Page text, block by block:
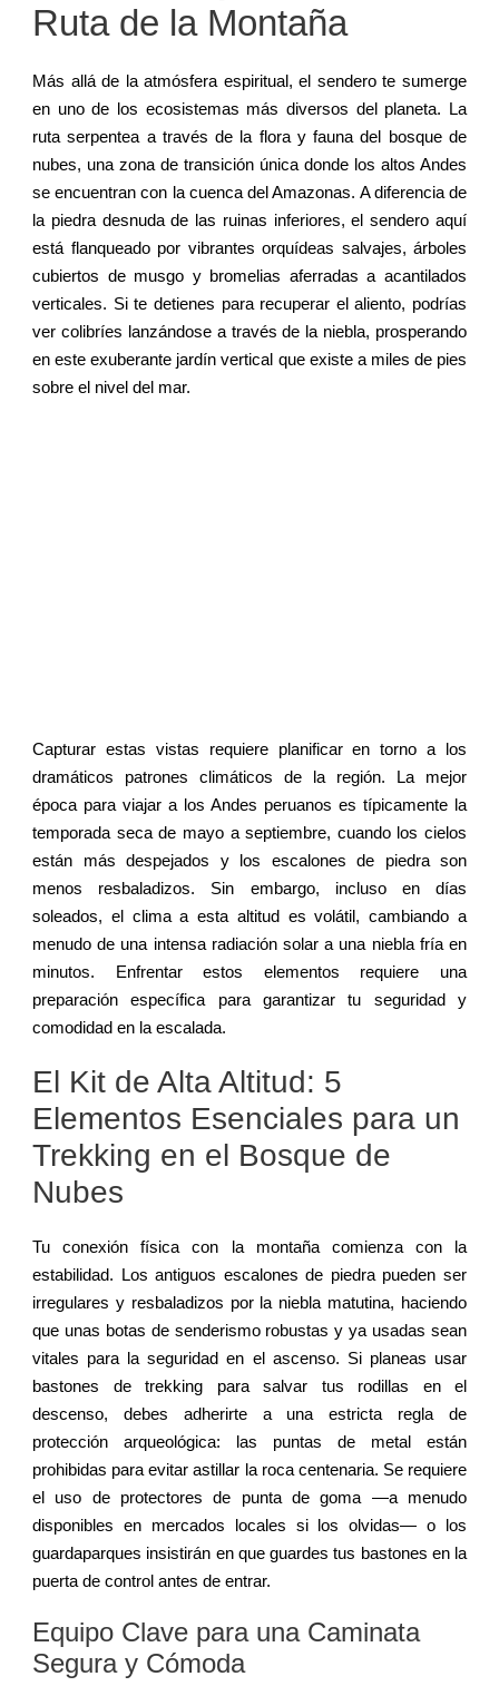
Ruta de la Montaña
Más allá de la atmósfera espiritual, el sendero te sumerge
en uno de los ecosistemas más diversos del planeta. La
ruta serpentea a través de la flora y fauna del bosque de
nubes, una zona de transición única donde los altos Andes
se encuentran con la cuenca del Amazonas. A diferencia de
la piedra desnuda de las ruinas inferiores, el sendero aquí
está flanqueado por vibrantes orquídeas salvajes, árboles
cubiertos de musgo y bromelias aferradas a acantilados
verticales. Si te detienes para recuperar el aliento, podrías
ver colibríes lanzándose a través de la niebla, prosperando
en este exuberante jardín vertical que existe a miles de pies
sobre el nivel del mar.
Capturar estas vistas requiere planificar en torno a los
dramáticos patrones climáticos de la región. La mejor
época para viajar a los Andes peruanos es típicamente la
temporada seca de mayo a septiembre, cuando los cielos
están más despejados y los escalones de piedra son
menos resbaladizos. Sin embargo, incluso en días
soleados, el clima a esta altitud es volátil, cambiando a
menudo de una intensa radiación solar a una niebla fría en
minutos. Enfrentar estos elementos requiere una
preparación específica para garantizar tu seguridad y
comodidad en la escalada.
El Kit de Alta Altitud: 5
Elementos Esenciales para un
Trekking en el Bosque de
Nubes
Tu conexión física con la montaña comienza con la
estabilidad. Los antiguos escalones de piedra pueden ser
irregulares y resbaladizos por la niebla matutina, haciendo
que unas botas de senderismo robustas y ya usadas sean
vitales para la seguridad en el ascenso. Si planeas usar
bastones de trekking para salvar tus rodillas en el
descenso, debes adherirte a una estricta regla de
protección arqueológica: las puntas de metal están
prohibidas para evitar astillar la roca centenaria. Se requiere
el uso de protectores de punta de goma —a menudo
disponibles en mercados locales si los olvidas— o los
guardaparques insistirán en que guardes tus bastones en la
puerta de control antes de entrar.
Equipo Clave para una Caminata
Segura y Cómoda